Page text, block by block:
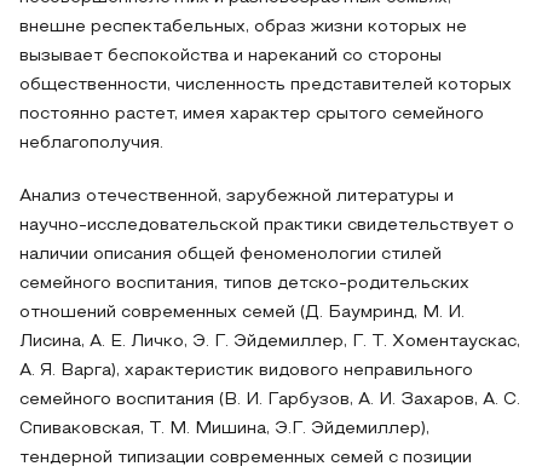
внешне респектабельных, образ жизни которых не
вызывает беспокойства и нареканий со стороны
общественности, численность представителей которых
постоянно растет, имея характер срытого семейного
неблагополучия.
Анализ отечественной, зарубежной литературы и
научно-исследовательской практики свидетельствует о
наличии описания общей феноменологии стилей
семейного воспитания, типов детско-родительских
отношений современных семей (Д. Баумринд, М. И.
Лисина, А. Е. Личко, Э. Г. Эйдемиллер, Г. Т. Хоментаускас,
А. Я. Варга), характеристик видового неправильного
семейного воспитания (В. И. Гарбузов, А. И. Захаров, А. С.
Спиваковская, Т. М. Мишина, Э.Г. Эйдемиллер),
тендерной типизации современных семей с позиции